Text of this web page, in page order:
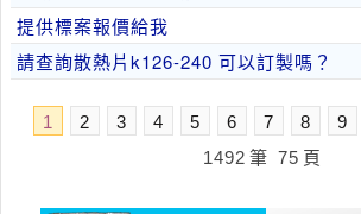
提供標案報價給我
請查詢散熱片k126-240 可以訂製嗎？
1 2 3 4 5 6 7 8 9
1492 筆 75 頁